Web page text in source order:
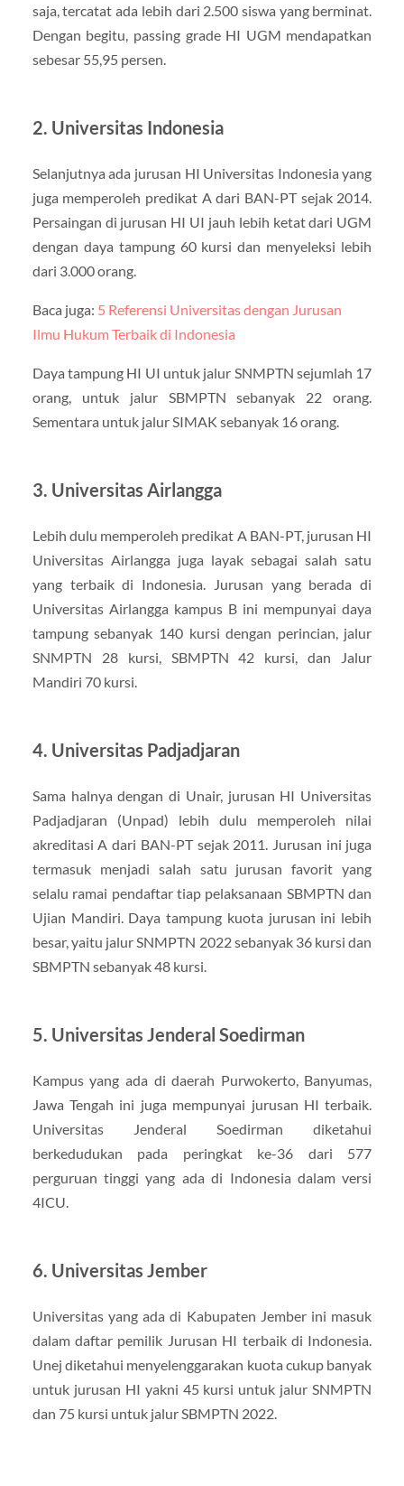
saja, tercatat ada lebih dari 2.500 siswa yang berminat.
Dengan begitu, passing grade HI UGM mendapatkan
sebesar 55,95 persen.
2. Universitas Indonesia
Selanjutnya ada jurusan HI Universitas Indonesia yang
juga memperoleh predikat A dari BAN-PT sejak 2014.
Persaingan di jurusan HI UI jauh lebih ketat dari UGM
dengan daya tampung 60 kursi dan menyeleksi lebih
dari 3.000 orang.
Baca juga: 5 Referensi Universitas dengan Jurusan
Ilmu Hukum Terbaik di Indonesia
Daya tampung HI UI untuk jalur SNMPTN sejumlah 17
orang, untuk jalur SBMPTN sebanyak 22 orang.
Sementara untuk jalur SIMAK sebanyak 16 orang.
3. Universitas Airlangga
Lebih dulu memperoleh predikat A BAN-PT, jurusan HI
Universitas Airlangga juga layak sebagai salah satu
yang terbaik di Indonesia. Jurusan yang berada di
Universitas Airlangga kampus B ini mempunyai daya
tampung sebanyak 140 kursi dengan perincian, jalur
SNMPTN 28 kursi, SBMPTN 42 kursi, dan Jalur
Mandiri 70 kursi.
4. Universitas Padjadjaran
Sama halnya dengan di Unair, jurusan HI Universitas
Padjadjaran (Unpad) lebih dulu memperoleh nilai
akreditasi A dari BAN-PT sejak 2011. Jurusan ini juga
termasuk menjadi salah satu jurusan favorit yang
selalu ramai pendaftar tiap pelaksanaan SBMPTN dan
Ujian Mandiri. Daya tampung kuota jurusan ini lebih
besar, yaitu jalur SNMPTN 2022 sebanyak 36 kursi dan
SBMPTN sebanyak 48 kursi.
5. Universitas Jenderal Soedirman
Kampus yang ada di daerah Purwokerto, Banyumas,
Jawa Tengah ini juga mempunyai jurusan HI terbaik.
Universitas Jenderal Soedirman diketahui
berkedudukan pada peringkat ke-36 dari 577
perguruan tinggi yang ada di Indonesia dalam versi
4ICU.
6. Universitas Jember
Universitas yang ada di Kabupaten Jember ini masuk
dalam daftar pemilik Jurusan HI terbaik di Indonesia.
Unej diketahui menyelenggarakan kuota cukup banyak
untuk jurusan HI yakni 45 kursi untuk jalur SNMPTN
dan 75 kursi untuk jalur SBMPTN 2022.